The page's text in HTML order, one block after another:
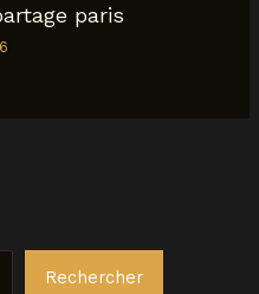
paris
Rechercher